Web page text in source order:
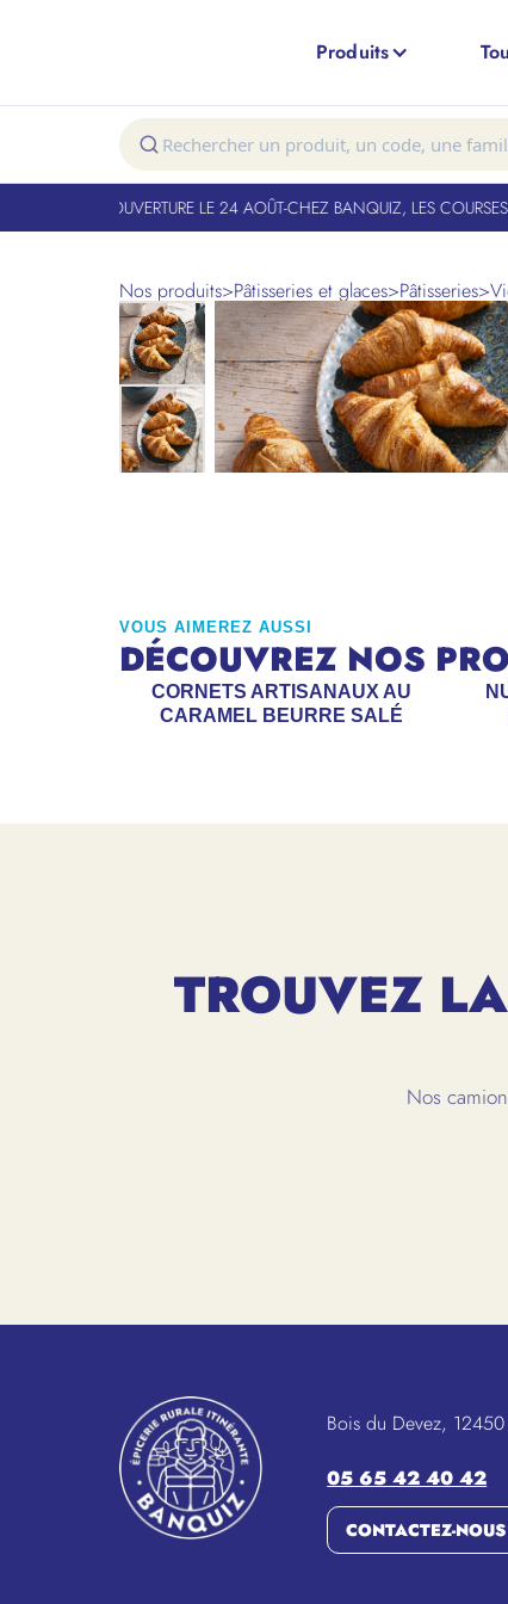
Produits
FERMÉ. RÉOUVERTURE LE 24 AOÛT-CHEZ BANQUIZ, LES COURSES
Nos produits>Pâtisseries et glaces>Pâtisseries>
VOUS AIMEREZ AUSSI
DÉCOUVREZ NOS
CORNETS ARTISANAUX AU
CARAMEL BEURRE SALÉ
TROUVEZ
Nos
Bois du Devez,
05 65 42 40 42
CONTACTEZ-